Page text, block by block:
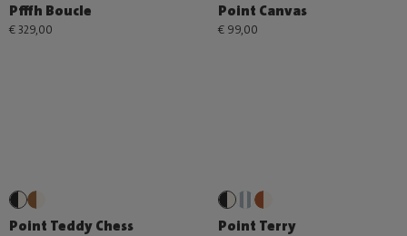
Pfffh Boucle
€ 329,00
Point Canvas
€ 99,00
Point Teddy Chess Point Terry